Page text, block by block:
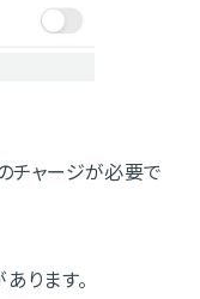
ャージが必要で
ります。